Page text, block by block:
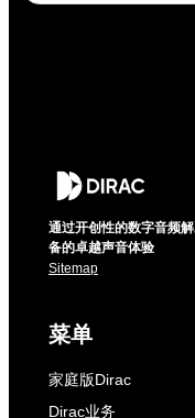
通过开创性的数字音频
备的卓越声音体验
Sitemap
菜单
家庭版Dirac
Dirac业务